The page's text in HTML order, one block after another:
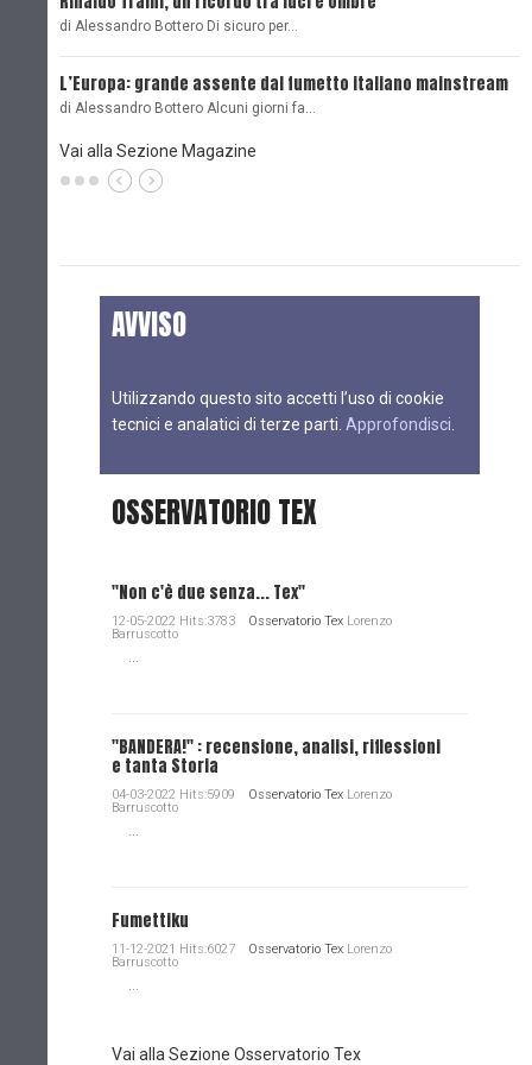
di Alessandro Bottero Di sicuro per…
L’Europa: grande assente dal fumetto italiano mainstream
di Alessandro Bottero Alcuni giorni fa…
Vai alla Sezione Magazine
AVVISO
Utilizzando questo sito accetti l’uso di cookie
tecnici e analatici di terze parti. Approfondisci
OSSERVATORIO TEX
"Non c'è due senza... Tex"
12-05-2022 Hits:3783 Osservatorio Tex Lorenzo
Barruscotto
...
"BANDERA!" : recensione, analisi, riflessioni
e tanta Storia
04-03-2022 Hits:5909 Osservatorio Tex Lorenzo
Barruscotto
...
Fumettiku
11-12-2021 Hits:6027 Osservatorio Tex Lorenzo
Barruscotto
...
Vai alla Sezione Osservatorio Tex